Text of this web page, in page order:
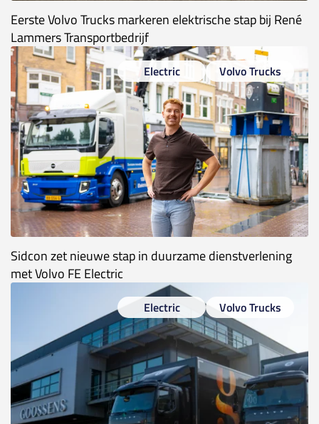
Eerste Volvo Trucks markeren elektrische stap bij René
Lammers Transportbedrijf
Electric Volvo Trucks
Sidcon zet nieuwe stap in duurzame dienstverlening
met Volvo FE Electric
Electric Volvo Trucks